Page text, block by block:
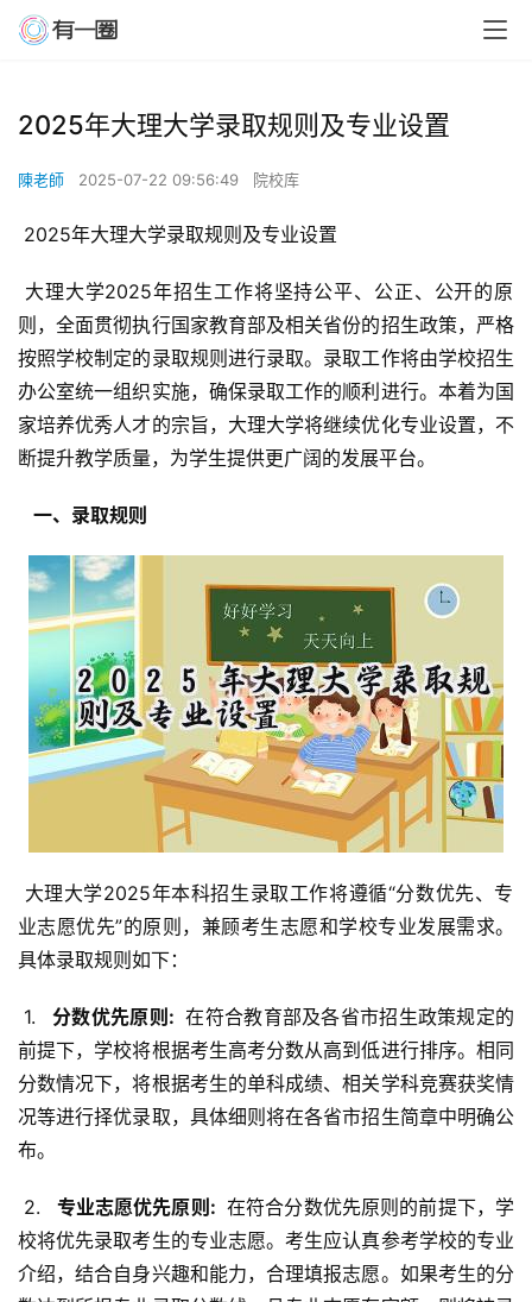
2025年大理大学录取规则及专业设置
陳老師 2025-07-22 09:56:49 院校库
2025年大理大学录取规则及专业设置
则，全面贯彻执行国家教育部及相关省份的招生政策，严格
按照学校制定的录取规则进行录取。录取工作将由学校招生
办公室统一组织实施，确保录取工作的顺利进行。本着为国
家培养优秀人才的宗旨，大理大学将继续优化专业设置，不
断提升教学质量，为学生提供更广阔的发展平台。
  一、录取规则
业志愿优先”的原则，兼顾考生志愿和学校专业发展需求。
具体录取规则如下：
1.
  分数优先原则:
在符合教育部及各省市招生政策规定的
前提下，学校将根据考生高考分数从高到低进行排序。相同
分数情况下，将根据考生的单科成绩、相关学科竞赛获奖情
况等进行择优录取，具体细则将在各省市招生简章中明确公
布。
2.
  专业志愿优先原则:
在符合分数优先原则的前提下，学
校将优先录取考生的专业志愿。考生应认真参考学校的专业
介绍，结合自身兴趣和能力，合理填报志愿。如果考生的分